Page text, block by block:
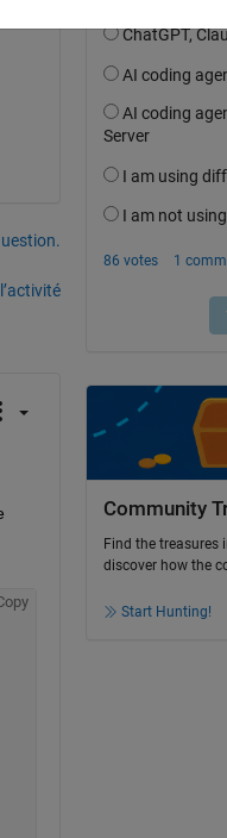
Community
Find the treasures
discover how the
Start Hunting!